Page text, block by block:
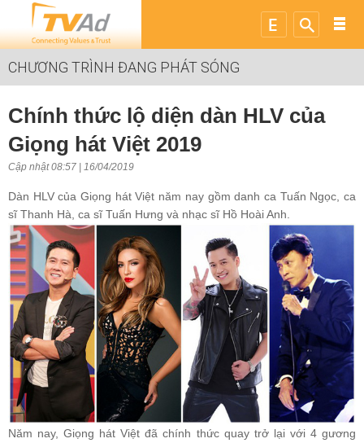
CHƯƠNG TRÌNH ĐANG PHÁT SÓNG
Chính thức lộ diện dàn HLV của
Giọng hát Việt 2019
Cập nhật 08:57 | 16/04/2019
Dàn HLV của Giọng hát Việt năm nay gồm danh ca Tuấn Ngọc, ca
sĩ Thanh Hà, ca sĩ Tuấn Hưng và nhạc sĩ Hồ Hoài Anh.
Năm nay, Giọng hát Việt đã chính thức quay trở lại với 4 gương